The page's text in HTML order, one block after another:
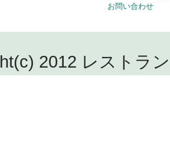
お問い合わせ
2012 レストラ